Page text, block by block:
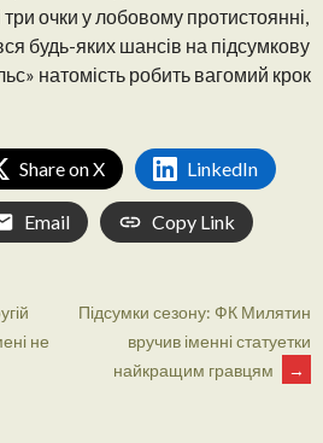
очки у лобовому протистоянні,
будь-яких шансів на підсумкову
натомість робить вагомий крок
Share on X LinkedIn
Email Copy Link
не
Підсумки сезону: ФК Милятин
вручив іменні статуетки
найкращим гравцям
→